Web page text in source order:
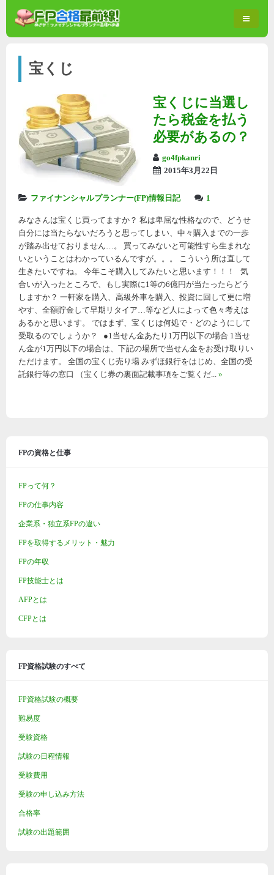
宝くじ
宝くじに当選し
たら税金を払う
必要があるの？
go4fpkanri
2015年3月22日
ファイナンシャルプランナー(FP)情報日記 1
みなさんは宝くじ買ってますか？ 私は卑屈な性格なので、どうせ
自分には当たらないだろうと思ってしまい、中々購入までの一歩
が踏み出せておりません…。 買ってみないと可能性すら生まれな
いということはわかっているんですが。。。 こういう所は直して
生きたいですね。 今年こそ購入してみたいと思います！！！ 気
合いが入ったところで、もし実際に1等の6億円が当たったらどう
しますか？ 一軒家を購入、高級外車を購入、投資に回して更に増
やす、全額貯金して早期リタイア…等など人によって色々考えは
あるかと思います。 ではまず、宝くじは何処で・どのようにして
受取るのでしょうか？ ●1当せん金あたり1万円以下の場合 1当せ
ん金が1万円以下の場合は、下記の場所で当せん金をお受け取りい
ただけます。 全国の宝くじ売り場 みずほ銀行をはじめ、全国の受
託銀行等の窓口 （宝くじ券の裏面記載事項をご覧くだ... »
FPの資格と仕事
FPって何？
FPの仕事内容
企業系・独立系FPの違い
FPを取得するメリット・魅力
FPの年収
FP技能士とは
AFPとは
CFPとは
FP資格試験のすべて
FP資格試験の概要
難易度
受験資格
試験の日程情報
受験費用
受験の申し込み方法
合格率
試験の出題範囲